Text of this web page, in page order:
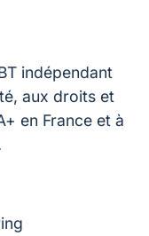
indépendant
aux droits et
en France et à